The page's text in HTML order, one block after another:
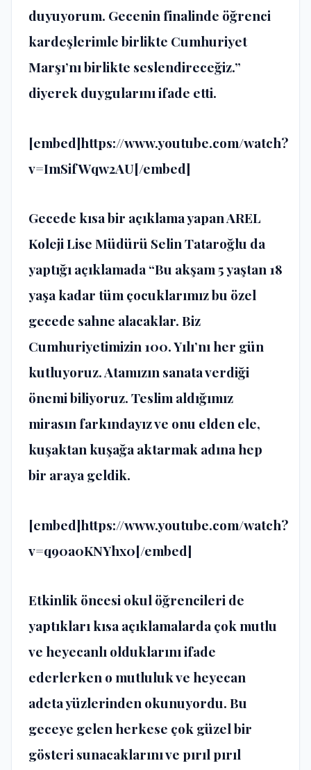
duyuyorum. Gecenin finalinde öğrenci
kardeşlerimle birlikte Cumhuriyet
Marşı’nı birlikte seslendireceğiz.”
diyerek duygularını ifade etti.
[embed]https://www.youtube.com/watch?
v=ImSifWqw2AU[/embed]
Gecede kısa bir açıklama yapan AREL
Koleji Lise Müdürü Selin Tataroğlu da
yaptığı açıklamada “Bu akşam 5 yaştan 18
yaşa kadar tüm çocuklarımız bu özel
gecede sahne alacaklar. Biz
Cumhuriyetimizin 100. Yılı’nı her gün
kutluyoruz. Atamızın sanata verdiği
önemi biliyoruz. Teslim aldığımız
mirasın farkındayız ve onu elden ele,
kuşaktan kuşağa aktarmak adına hep
bir araya geldik.
[embed]https://www.youtube.com/watch?
v=q90a0KNYhx0[/embed]
Etkinlik öncesi okul öğrencileri de
yaptıkları kısa açıklamalarda çok mutlu
ve heyecanlı olduklarını ifade
ederlerken o mutluluk ve heyecan
adeta yüzlerinden okunuyordu. Bu
geceye gelen herkese çok güzel bir
gösteri sunacaklarını ve pırıl pırıl